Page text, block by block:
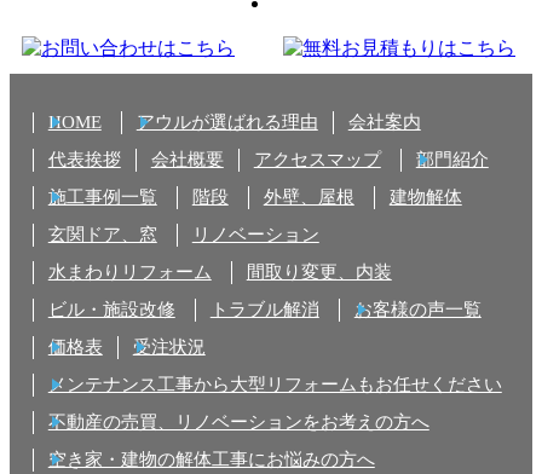
HOME アウルが選ばれる理由
会社案内
代表挨拶
会社概要 アクセスマップ
部門紹介
施工事例一覧
階段 外壁、屋根
建物解体
玄関ドア、窓
リノベーション
水まわりリフォーム
間取り変更、内装
ビル・施設改修
トラブル解消
お客様の声一覧
価格表
受注状況
メンテナンス工事から大型リフォームもお任せください
不動産の売買、リノベーションをお考えの方へ
空き家・建物の解体工事にお悩みの方へ